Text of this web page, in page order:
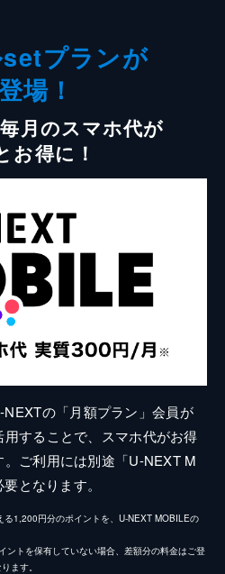
プランが
場！
月のスマホ代が
お得に！
NEXTの「月額プラン」会員が
することで、スマホ代がお得
ご利用には別途「U-NEXT M
となります。
1,200円分のポイントを、U-NEXT MOBILEの
ントを保有していない場合、差額分の料金はご登
ます。